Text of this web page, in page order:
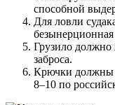
способной
Для ловли
Грузило должно
заброса.
Крючки должны
8–10 по